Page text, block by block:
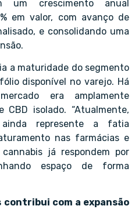
um crescimento anual
em valor, com avanço de
e consolidando uma
a maturidade do segmento
disponível no varejo. Há
era amplamente
isolado. “Atualmente,
represente a fatia
nas farmácias e
já respondem por
espaço de forma
contribui com a expansão